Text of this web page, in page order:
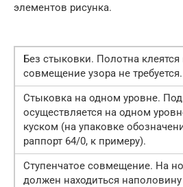
элементов рисунка.
Без стыковки. Полотна
совмещение узора не требуется.
Стыковка на одном уровне.
осуществляется на одном
куском (на упаковке
раппорт 64/0, к примеру).
Ступенчатое совмещение. На
должен находиться